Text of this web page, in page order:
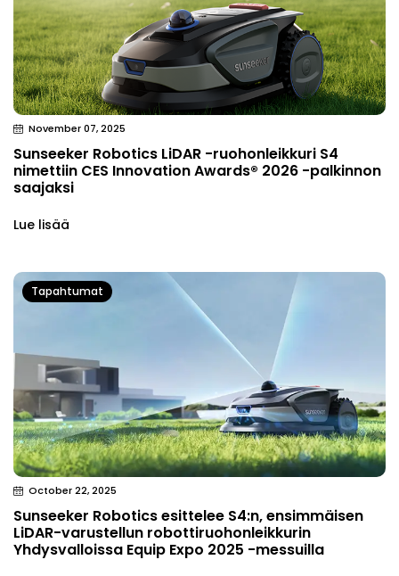
November 07, 2025
Sunseeker Robotics LiDAR -ruohonleikkuri S4
nimettiin CES Innovation Awards® 2026 -palkinnon
saajaksi
Lue lisää
Tapahtumat
October 22, 2025
Sunseeker Robotics esittelee S4:n, ensimmäisen
LiDAR-varustellun robottiruohonleikkurin
Yhdysvalloissa Equip Expo 2025 -messuilla